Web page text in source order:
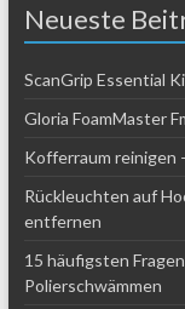
Neueste
ScanGrip Essential
Gloria FoamMaster
Kofferraum reinigen
Rückleuchten auf
entfernen
15 häufigsten
Polierschwämmen